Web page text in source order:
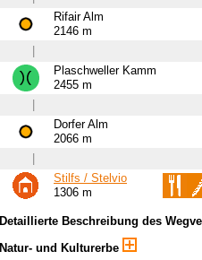
Rifair Alm
2146 m
Plaschweller Kamm
2455 m
Dorfer Alm
2066 m
Stilfs / Stelvio
1306 m
Detaillierte Beschreibung des
Natur- und Kulturerbe